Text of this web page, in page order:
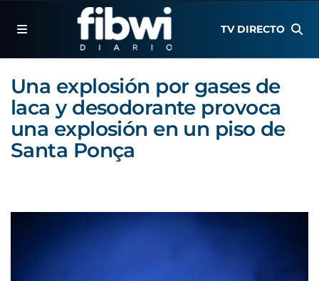
TV DIRECTO
Una explosión por gases de
laca y desodorante provoca
una explosión en un piso de
Santa Ponça